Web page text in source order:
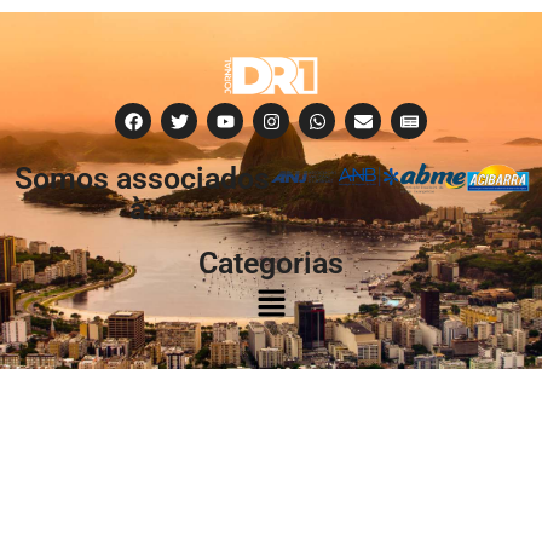
Somos associados
à:
Categorias